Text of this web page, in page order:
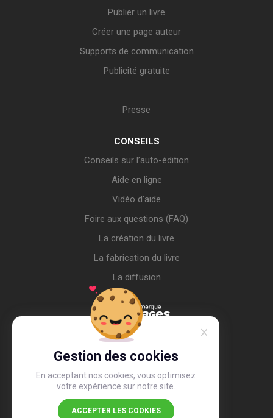
Gestion des cookies
En acceptant nos cookies, vous optimisez
votre expérience sur notre site.
ACCEPTER LES COOKIES
Publier un livre
Créer une page auteur
Supports de communication
Publicité gratuite
Presse
CONSEILS
Conseils sur l’auto-édition
Aide en ligne
Vidéo d’aide
Foire aux questions (FAQ)
La création du livre
La fabrication du livre
La diffusion